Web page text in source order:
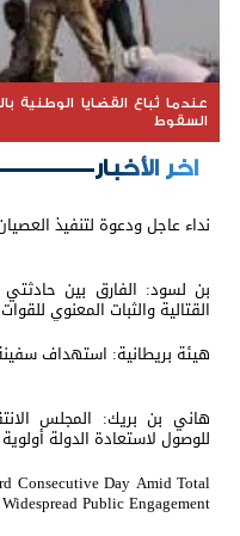
عندما تُباع القضايا الوطنية
السقوط
اخر الأخبار
نداء عاجل ودعوة لتنفيذ
بن لسود: الفارق بين
القتالية والثبات المعنوي
هيئة بريطانية: استهداف
هاني بن بريك: المجلس
للوصول لاستعادة الدولة
Consecutive Day Amid Total
Public Engagement.